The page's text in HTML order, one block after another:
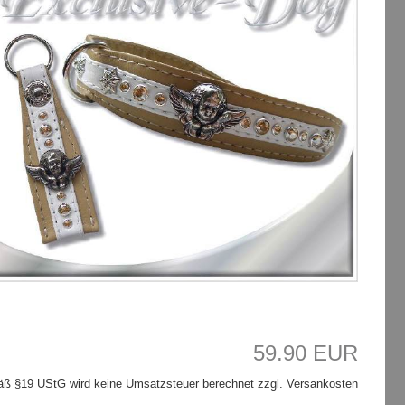
59.90 EUR
§19 UStG wird keine Umsatzsteuer berechnet zzgl. Versankosten